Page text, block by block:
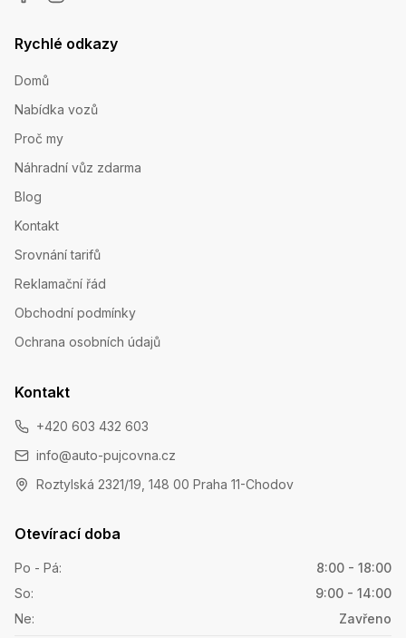
Rychlé odkazy
Domů
Nabídka vozů
Proč my
Náhradní vůz zdarma
Blog
Kontakt
Srovnání tarifů
Reklamační řád
Obchodní podmínky
Ochrana osobních údajů
Kontakt
+420 603 432 603
info@auto-pujcovna.cz
Roztylská 2321/19, 148 00 Praha 11-Chodov
Otevírací doba
Po - Pá:
8:00 - 18:00
So:
9:00 - 14:00
Ne: Zavřeno